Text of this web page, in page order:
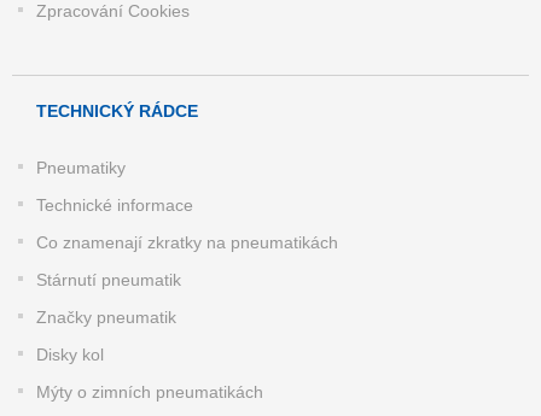
Zpracování Cookies
TECHNICKÝ RÁDCE
Pneumatiky
Technické informace
Co znamenají zkratky na pneumatikách
Stárnutí pneumatik
Značky pneumatik
Disky kol
Mýty o zimních pneumatikách